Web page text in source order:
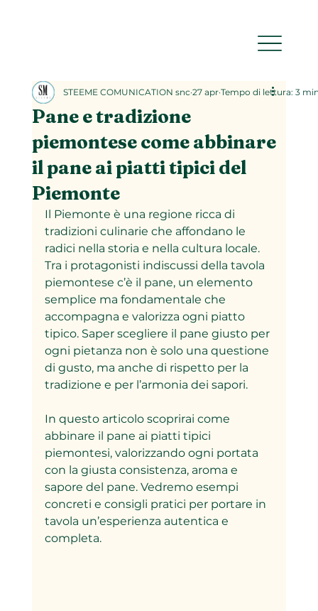
Pane e tradizione
piemontese come abbinare
il pane ai piatti tipici del
Piemonte
STEEME COMUNICATION snc 27 apr Tempo di lettura: 3
Il Piemonte è una regione ricca di
tradizioni culinarie che affondano le
radici nella storia e nella cultura locale.
Tra i protagonisti indiscussi della tavola
piemontese c’è il pane, un elemento
semplice ma fondamentale che
accompagna e valorizza ogni piatto
tipico. Saper scegliere il pane giusto per
ogni pietanza non è solo una questione
di gusto, ma anche di rispetto per la
tradizione e per l’armonia dei sapori.
In questo articolo scoprirai come
abbinare il pane ai piatti tipici
piemontesi, valorizzando ogni portata
con la giusta consistenza, aroma e
sapore del pane. Vedremo esempi
concreti e consigli pratici per portare in
tavola un’esperienza autentica e
completa.